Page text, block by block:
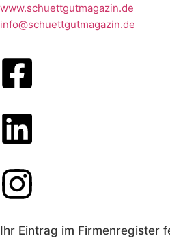
www.schuettgutmagazin.de
info@schuettgutmagazin.de
Ihr Eintrag im Firmenregister